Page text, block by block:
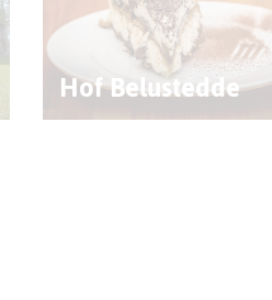
Hof Belustedde